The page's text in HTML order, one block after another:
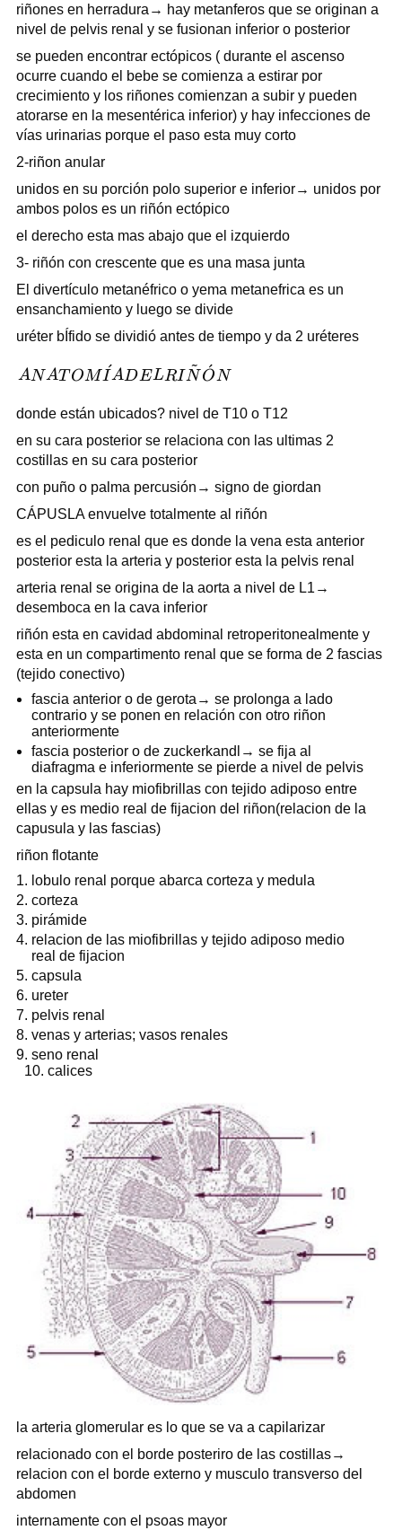
riñones en herradura→ hay metanferos que se originan a
nivel de pelvis renal y se fusionan inferior o posterior
se pueden encontrar ectópicos ( durante el ascenso
ocurre cuando el bebe se comienza a estirar por
crecimiento y los riñones comienzan a subir y pueden
atorarse en la mesentérica inferior) y hay infecciones de
vías urinarias porque el paso esta muy corto
2-riñon anular
unidos en su porción polo superior e inferior→ unidos por
ambos polos es un riñón ectópico
el derecho esta mas abajo que el izquierdo
3- riñón con crescente que es una masa junta
El divertículo metanéfrico o yema metanefrica es un
ensanchamiento y luego se divide
uréter bÍfido se dividió antes de tiempo y da 2 uréteres
ANATOMÍA
ANAT OMIˊADELRIN
~
O
ˊN
donde están ubicados? nivel de T10 o T12
en su cara posterior se relaciona con las ultimas 2
costillas en su cara posterior
con puño o palma percusión→ signo de giordan
CÁPUSLA envuelve totalmente al riñón
es el pediculo renal que es donde la vena esta anterior
posterior esta la arteria y posterior esta la pelvis renal
arteria renal se origina de la aorta a nivel de L1→
desemboca en la cava inferior
riñón esta en cavidad abdominal retroperitonealmente y
esta en un compartimento renal que se forma de 2 fascias
(tejido conectivo)
fascia anterior o de gerota→ se prolonga a lado
contrario y se ponen en relación con otro riñon
anteriormente
fascia posterior o de zuckerkandl→ se fija al
diafragma e inferiormente se pierde a nivel de pelvis
en la capsula hay miofibrillas con tejido adiposo entre
ellas y es medio real de fijacion del riñon(relacion de la
capusula y las fascias)
riñon flotante
lobulo renal porque abarca corteza y medula
corteza
pirámide
relacion de las miofibrillas y tejido adiposo medio
real de fijacion
capsula
ureter
pelvis renal
venas y arterias; vasos renales
seno renal
calices
la arteria glomerular es lo que se va a capilarizar
relacionado con el borde posteriro de las costillas→
relacion con el borde externo y musculo transverso del
abdomen
internamente con el psoas mayor